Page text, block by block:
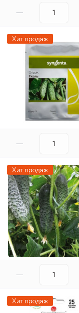
Хит продаж
Хит продаж
Хит продаж